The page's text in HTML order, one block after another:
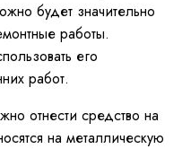
будет значительно
работы.
его
работ.
отнести средство на
на металлическую